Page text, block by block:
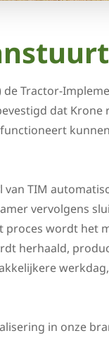
Tractor-
dat
TIM
vervolgens
wordt het
herhaald,
in onze